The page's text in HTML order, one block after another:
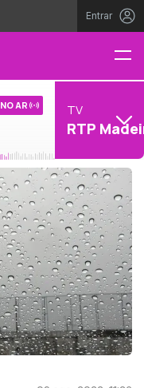
Entrar
NO AR TV
RTP